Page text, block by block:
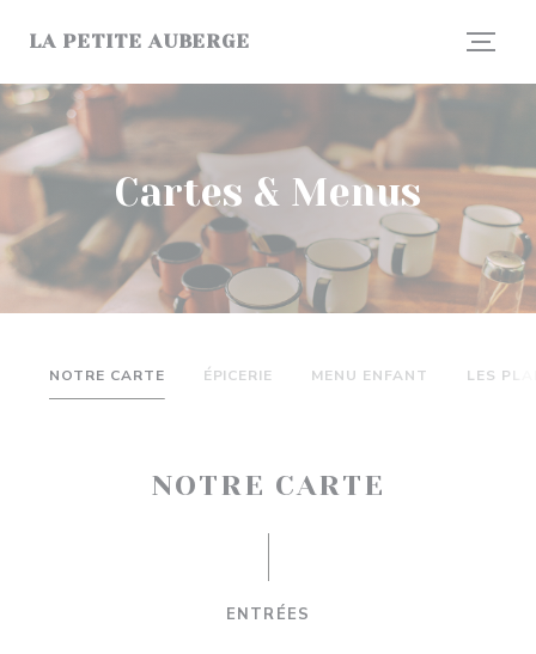
LA PETITE AUBERGE
Cartes & Menus
NOTRE CARTE ÉPICERIE MENU ENFANT LES
NOTRE CARTE
ENTRÉES